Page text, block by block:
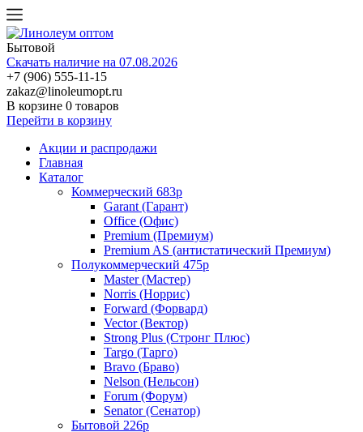
Бытовой
Скачать наличие на 07.08.2026
+7 (906) 555-11-15
zakaz@linoleumopt.ru
В корзине 0 товаров
Перейти в корзину
Акции и распродажи
Главная
Каталог
Коммерческий 683р
Garant (Гарант)
Office (Офис)
Premium (Премиум)
Premium AS (антистатический Премиум)
Полукоммерческий 475р
Master (Мастер)
Norris (Норрис)
Forward (Форвард)
Vector (Вектор)
Strong Plus (Стронг Плюс)
Targo (Тарго)
Bravo (Браво)
Nelson (Нельсон)
Forum (Форум)
Senator (Сенатор)
Бытовой 226р